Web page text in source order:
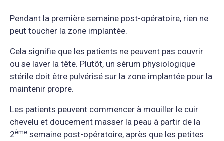
Pendant la première semaine post-opératoire, rien ne
peut toucher la zone implantée.
Cela signifie que les patients ne peuvent pas couvrir
ou se laver la tête. Plutôt, un sérum physiologique
stérile doit être pulvérisé sur la zone implantée pour la
maintenir propre.
Les patients peuvent commencer à mouiller le cuir
chevelu et doucement masser la peau à partir de la
2ème semaine post-opératoire, après que les petites